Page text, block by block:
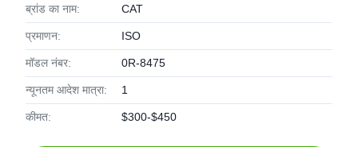
ब्रांड का नाम: CAT
प्रमाणन: ISO
मॉडल नंबर: 0R-8475
न्यूनतम आदेश मात्रा: 1
कीमत: $300-$450